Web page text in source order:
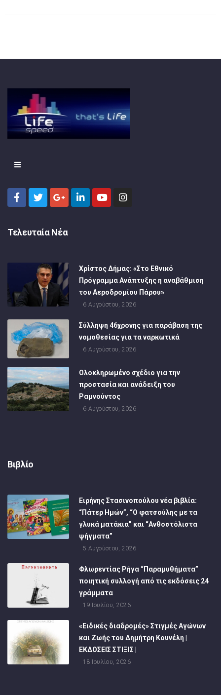
Τελευταία Νέα
Χρίστος Δήμας: «Στο Εθνικό
Πρόγραμμα Ανάπτυξης η αναβάθμιση
του Αεροδρομίου Πάρου»
6 Αυγούστου, 2026
Σύλληψη 46χρονης για παράβαση της
νομοθεσίας για τα ναρκωτικά
6 Αυγούστου, 2026
Ολοκληρωμένο σχέδιο για την
προστασία και ανάδειξη του
Ραμνούντος
6 Αυγούστου, 2026
Βιβλίο
Ειρήνης Στασινοπούλου νέα βιβλία:
“Πάτερ Ημών”, “Ο φατσούλης με τα
γλυκά ματάκια” και “Ανθοστόλιστα
ψήγματα”
5 Αυγούστου, 2026
Φλωρεντίας Ρήγα “Παραμυθήματα”
ποιητική συλλογή από τις εκδόσεις 24
γράμματα
19 Ιουλίου, 2026
«Ειδικές διαδρομές» Στιγμές Αγώνων
και Ζωής του Δημήτρη Κουνέλη |
ΕΚΔΟΣΕΙΣ ΣΤΙΞΙΣ |
18 Ιουλίου, 2026